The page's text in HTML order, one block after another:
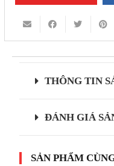
THÔNG TIN
ĐÁNH GIÁ
SẢN PHẨM